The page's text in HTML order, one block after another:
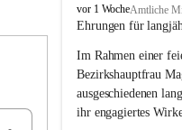
B
u
h
-
S
t
vor 1 WocheAmtliche
Ehrungen für
Im Rahmen einer
Bezirkshauptfrau
ausgeschiedenen
ihr engagiertes